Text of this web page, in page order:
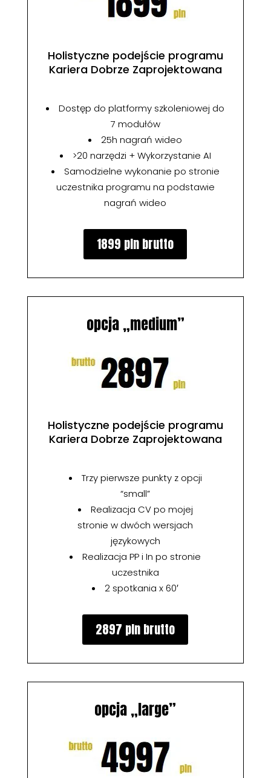
Holistyczne podejście programu
Kariera Dobrze Zaprojektowana
Dostęp do platformy szkoleniowej do
7 modułów
25h nagrań wideo
>20 narzędzi + Wykorzystanie AI
Samodzielne wykonanie po stronie
uczestnika programu na podstawie
nagrań wideo
1899 pln brutto
opcja „medium”
Holistyczne podejście programu
Kariera Dobrze Zaprojektowana
Trzy pierwsze punkty z opcji
“small”
Realizacja CV po mojej
stronie w dwóch wersjach
językowych
Realizacja PP i In po stronie
uczestnika
2 spotkania x 60′
2897 pln brutto
opcja „large”